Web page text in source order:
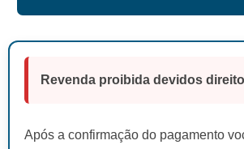
Revenda proibida devidos
Após a confirmação do pagamento